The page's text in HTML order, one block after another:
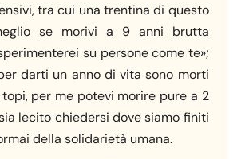
tra cui una trentina di questo
se morivi a 9 anni brutta
su persone come te»;
darti un anno di vita sono morti
per me potevi morire pure a 2
lecito chiedersi dove siamo finiti
della solidarietà umana.